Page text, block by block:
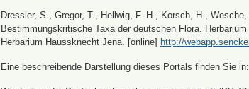
Dressler, S., Gregor, T., Hellwig, F. H., Korsch, H.,
Bestimmungskritische Taxa der deutschen Flora.
Herbarium Haussknecht Jena. [online] http://
Eine beschreibende Darstellung dieses Portals finden Sie in: